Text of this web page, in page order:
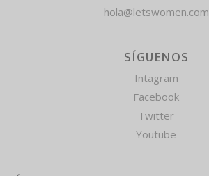
hola@letswomen.com
SÍGUENOS
Intagram
Facebook
Twitter
Youtube